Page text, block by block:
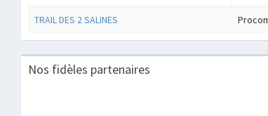
TRAIL DES 2 SALINES
Nos fidèles partenaires